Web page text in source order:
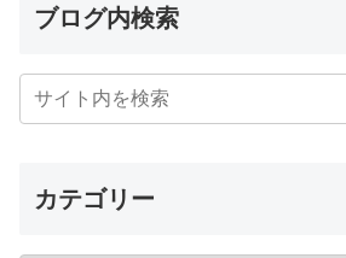
ブログ内検索
カテゴリー